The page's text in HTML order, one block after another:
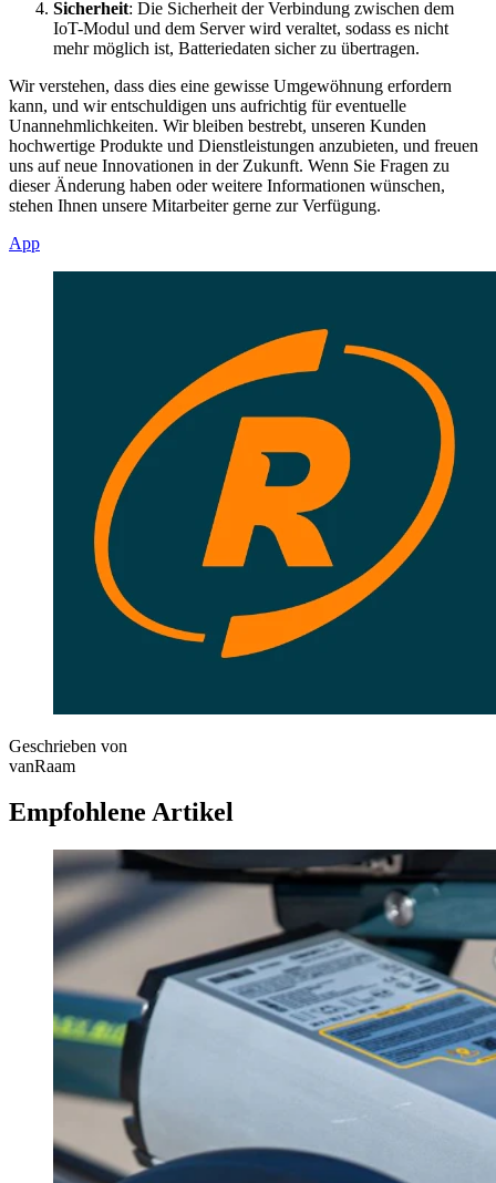
Sicherheit: Die Sicherheit der Verbindung zwischen dem
IoT-Modul und dem Server wird veraltet, sodass es nicht
mehr möglich ist, Batteriedaten sicher zu übertragen.
Wir verstehen, dass dies eine gewisse Umgewöhnung erfordern
kann, und wir entschuldigen uns aufrichtig für eventuelle
Unannehmlichkeiten. Wir bleiben bestrebt, unseren Kunden
hochwertige Produkte und Dienstleistungen anzubieten, und freuen
uns auf neue Innovationen in der Zukunft. Wenn Sie Fragen zu
dieser Änderung haben oder weitere Informationen wünschen,
stehen Ihnen unsere Mitarbeiter gerne zur Verfügung.
App
Geschrieben von
vanRaam
Empfohlene Artikel